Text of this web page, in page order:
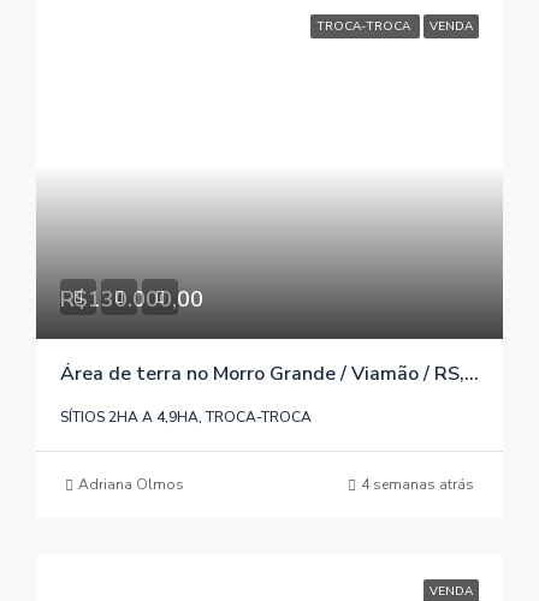
TROCA-TROCA VENDA
R$130.000,00
Área de terra no Morro Grande / Viamão / RS, referência 1296
SÍTIOS 2HA A 4,9HA, TROCA-TROCA
Adriana Olmos 4 semanas atrás
VENDA